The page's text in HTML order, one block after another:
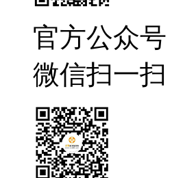
官方公众号
微信扫一扫